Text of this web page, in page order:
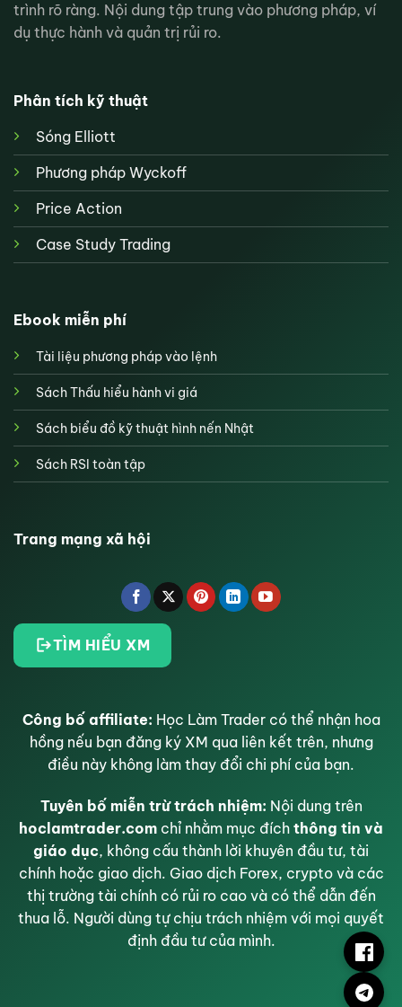
trình rõ ràng. Nội dung tập trung vào phương pháp, ví
dụ thực hành và quản trị rủi ro.
Phân tích kỹ thuật
Sóng Elliott
Phương pháp Wyckoff
Price Action
Case Study Trading
Ebook miễn phí
Tài liệu phương pháp vào lệnh
Sách Thấu hiểu hành vi giá
Sách biểu đồ kỹ thuật hình nến Nhật
Sách RSI toàn tập
Trang mạng xã hội
TÌM HIỂU XM
Công bố affiliate: Học Làm Trader có thể nhận hoa
hồng nếu bạn đăng ký XM qua liên kết trên, nhưng
điều này không làm thay đổi chi phí của bạn.
Tuyên bố miễn trừ trách nhiệm: Nội dung trên
hoclamtrader.com chỉ nhằm mục đích thông tin và
giáo dục, không cấu thành lời khuyên đầu tư, tài
chính hoặc giao dịch. Giao dịch Forex, crypto và các
thị trường tài chính có rủi ro cao và có thể dẫn đến
thua lỗ. Người dùng tự chịu trách nhiệm với mọi quyết
định đầu tư của mình.